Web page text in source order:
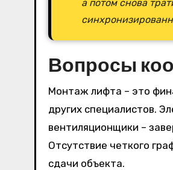
а потом снова
Вопросы
Монтаж лифта – это
других специалистов.
вентиляционщики –
Отсутствие четкого
сдачи объекта.